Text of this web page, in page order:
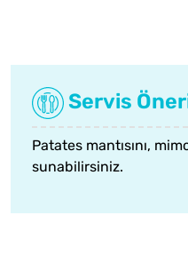
Servis
Patates mantısını,
sunabilirsiniz.